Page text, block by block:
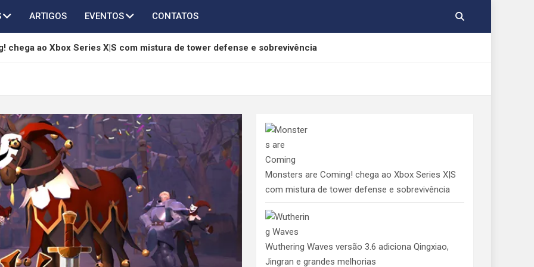
ARTIGOS EVENTOS CONTATOS
chega ao Xbox Series X|S com mistura de tower defense e sobrevivência
3.6 adiciona Qingxiao, Jingran e grandes melhorias
Vault ganha edição física para Switch 2, PS5 e PC
3º aniversário com grande atualização 3.7 e mais de 45 invocações gratuitas
Monsters are Coming! chega ao Xbox Series X|S
com mistura de tower defense e sobrevivência
Wuthering Waves versão 3.6 adiciona Qingxiao,
Jingran e grandes melhorias